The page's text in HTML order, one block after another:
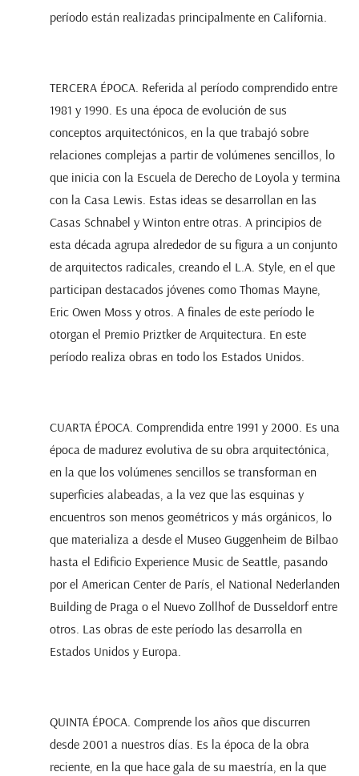
período están realizadas principalmente en California.
TERCERA ÉPOCA. Referida al período comprendido entre
1981 y 1990. Es una época de evolución de sus
conceptos arquitectónicos, en la que trabajó sobre
relaciones complejas a partir de volúmenes sencillos, lo
que inicia con la Escuela de Derecho de Loyola y termina
con la Casa Lewis. Estas ideas se desarrollan en las
Casas Schnabel y Winton entre otras. A principios de
esta década agrupa alrededor de su figura a un conjunto
de arquitectos radicales, creando el L.A. Style, en el que
participan destacados jóvenes como Thomas Mayne,
Eric Owen Moss y otros. A finales de este período le
otorgan el Premio Priztker de Arquitectura. En este
período realiza obras en todo los Estados Unidos.
CUARTA ÉPOCA. Comprendida entre 1991 y 2000. Es una
época de madurez evolutiva de su obra arquitectónica,
en la que los volúmenes sencillos se transforman en
superficies alabeadas, a la vez que las esquinas y
encuentros son menos geométricos y más orgánicos, lo
que materializa a desde el Museo Guggenheim de Bilbao
hasta el Edificio Experience Music de Seattle, pasando
por el American Center de París, el National Nederlanden
Building de Praga o el Nuevo Zollhof de Dusseldorf entre
otros. Las obras de este período las desarrolla en
Estados Unidos y Europa.
QUINTA ÉPOCA. Comprende los años que discurren
desde 2001 a nuestros días. Es la época de la obra
reciente, en la que hace gala de su maestría, en la que